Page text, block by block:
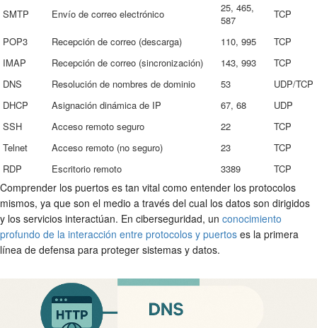
SMTP Envío de correo electrónico
25, 465,
587
TCP
POP3 Recepción de correo (descarga) 110, 995
TCP
IMAP
Recepción de correo (sincronización) 143, 993
TCP
DNS
Resolución de nombres de dominio 53
UDP/TCP
DHCP
Asignación dinámica de IP 67, 68
UDP
SSH
Acceso remoto seguro 22
TCP
Telnet
Acceso remoto (no seguro) 23
TCP
RDP
Escritorio remoto 3389 TCP
Comprender los puertos es tan vital como entender los protocolos
mismos, ya que son el medio a través del cual los datos son dirigidos
y los servicios interactúan. En ciberseguridad, un conocimiento
profundo de la interacción entre protocolos y puertos es la primera
línea de defensa para proteger sistemas y datos.